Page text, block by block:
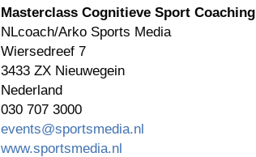
Masterclass Cognitieve Sport Coaching
NLcoach/Arko Sports Media
Wiersedreef 7
3433 ZX Nieuwegein
Nederland
030 707 3000
events@sportsmedia.nl
www.sportsmedia.nl